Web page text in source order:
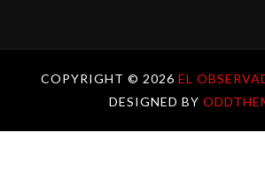
COPYRIGHT © 2026 EL
DESIGNED BY